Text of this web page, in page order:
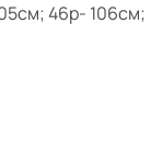
46р- 106см;